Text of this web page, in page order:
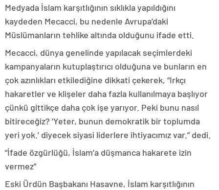
Medyada İslam karşıtlığının sıklıkla yapıldığını
kaydeden Mecacci, bu nedenle Avrupa’daki
Müslümanların tehlike altında olduğunu ifade etti.
Mecacci, dünya genelinde yapılacak seçimlerdeki
kampanyaların kutuplaştırıcı olduğuna ve bunların en
çok azınlıkları etkilediğine dikkati çekerek, “Irkçı
hakaretler ve klişeler daha fazla kullanılmaya başlıyor
çünkü gittikçe daha çok işe yarıyor. Peki bunu nasıl
bitireceğiz? ‘Yeter, bunun demokratik bir toplumda
yeri yok.’ diyecek siyasi liderlere ihtiyacımız var.” dedi.
“İfade özgürlüğü, İslam’a düşmanca hakarete izin
vermez”
Eski Ürdün Başbakanı Hasavne, İslam karşıtlığının